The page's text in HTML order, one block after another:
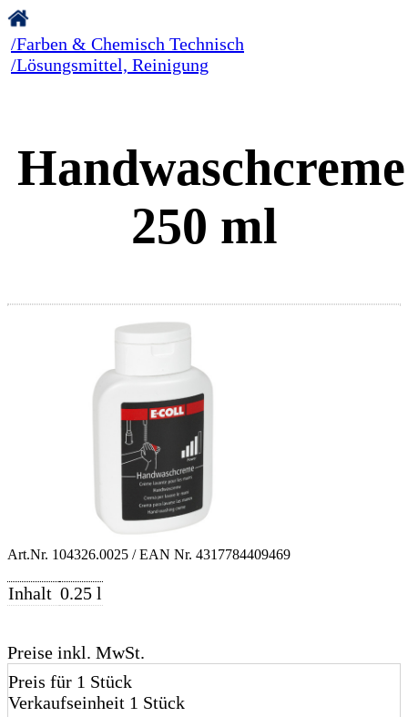
/Farben & Chemisch Technisch
/Lösungsmittel, Reinigung
Handwaschcreme
250 ml
Art.Nr. 104326.0025 / EAN Nr. 4317784409469
Inhalt 0.25 l
Preise inkl. MwSt.
Preis für 1 Stück
Verkaufseinheit 1 Stück